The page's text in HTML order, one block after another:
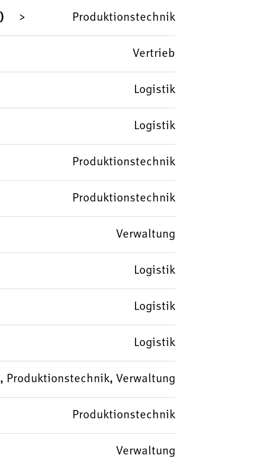
Produktionstechnik
Vertrieb
Logistik
Logistik
Produktionstechnik
Produktionstechnik
Verwaltung
Logistik
Logistik
Logistik
Produktionstechnik, Verwaltung
Produktionstechnik
Verwaltung